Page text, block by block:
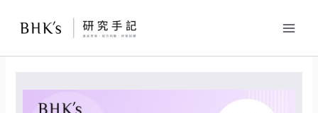
要